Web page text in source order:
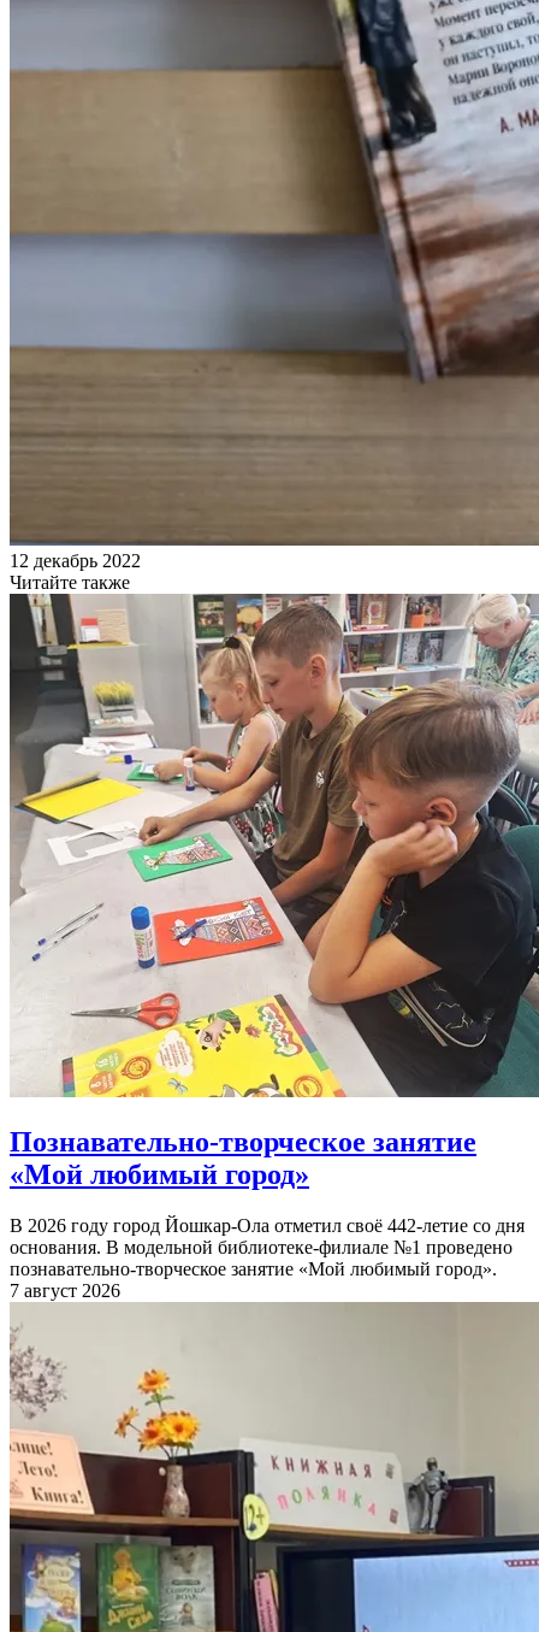
12 декабрь 2022
Читайте также
Познавательно-творческое занятие
«Мой любимый город»
В 2026 году город Йошкар-Ола отметил своё 442-летие со дня
основания. В модельной библиотеке-филиале №1 проведено
познавательно-творческое занятие «Мой любимый город».
7 август 2026